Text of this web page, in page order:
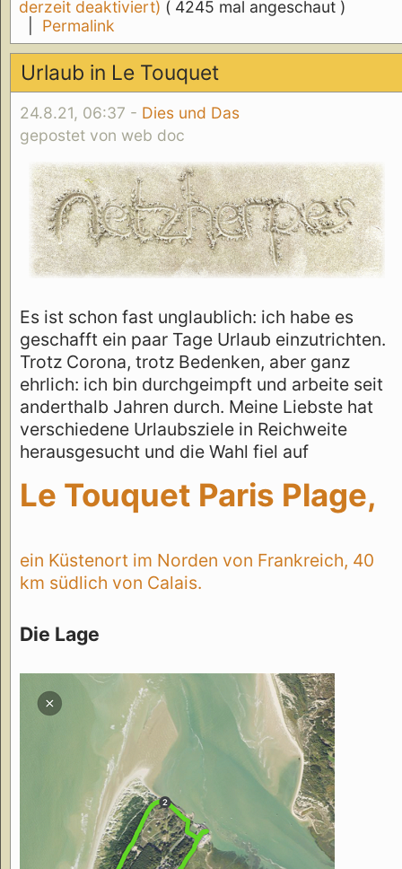
derzeit deaktiviert) ( 4245 mal angeschaut )
Permalink
Urlaub in Le Touquet
24.8.21, 06:37 - Dies und Das
gepostet von web doc
Es ist schon fast unglaublich: ich habe es
geschafft ein paar Tage Urlaub einzutrichten.
Trotz Corona, trotz Bedenken, aber ganz
ehrlich: ich bin durchgeimpft und arbeite seit
anderthalb Jahren durch. Meine Liebste hat
verschiedene Urlaubsziele in Reichweite
herausgesucht und die Wahl fiel auf
Le Touquet Paris Plage,
ein Küstenort im Norden von Frankreich, 40
km südlich von Calais.
Die Lage